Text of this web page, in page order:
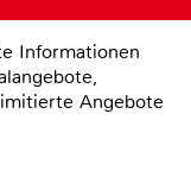
Informationen
Angebote